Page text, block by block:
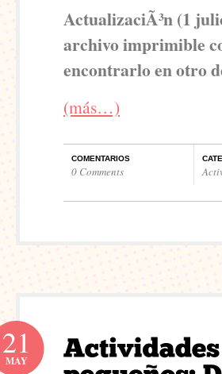
ActualizaciÃ³n (1
archivo imprimible
encontrarlo en otro
(más…)
COMENTARIOS
0 Comments
21
MAY